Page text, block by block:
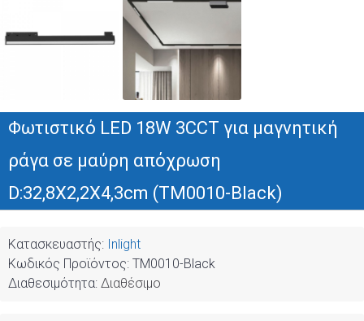
Φωτιστικό LED 18W 3CCT για μαγνητική
ράγα σε μαύρη απόχρωση
D:32,8X2,2X4,3cm (TM0010-Black)
Κατασκευαστής: Inlight
Κωδικός Προϊόντος: TM0010-Black
Διαθεσιμότητα: Διαθέσιμο